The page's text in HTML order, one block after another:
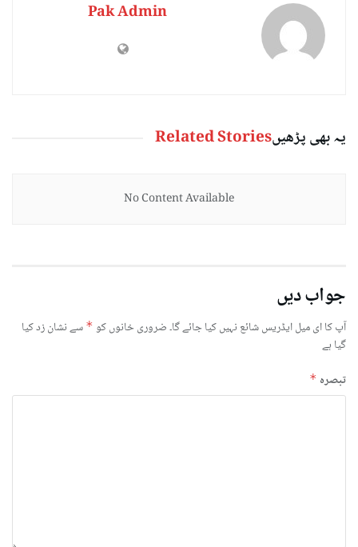
Pak Admin
یہ بھی پڑھیںRelated Stories
No Content Available
جواب دیں
آپ کا ای میل ایڈریس شائع نہیں کیا جائے گا۔ضروری خانوں کو * سے نشان زد کیا
گیا ہے
تبصرہ *